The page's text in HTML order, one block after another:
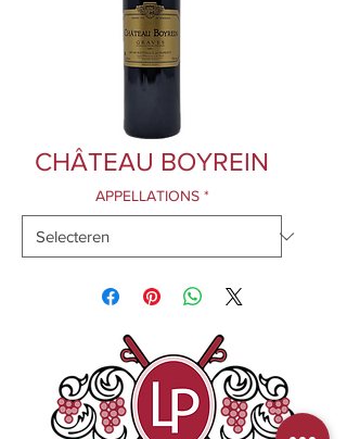
CHÂTEAU BOYREIN
APPELLATIONS *